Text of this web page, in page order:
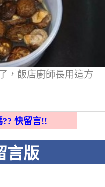
，飯店廚師長用這方
?? 快留言!!
言版